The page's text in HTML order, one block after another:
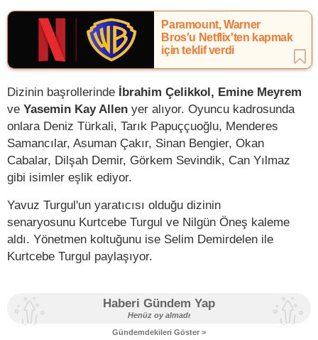
Paramount, Warner
Bros'u Netflix'ten kapmak
için teklif verdi
Dizinin başrollerinde İbrahim Çelikkol, Emine Meyrem
ve Yasemin Kay Allen yer alıyor. Oyuncu kadrosunda
onlara Deniz Türkali, Tarık Papuççuoğlu, Menderes
Samancılar, Asuman Çakır, Sinan Bengier, Okan
Cabalar, Dilşah Demir, Görkem Sevindik, Can Yılmaz
gibi isimler eşlik ediyor.
Yavuz Turgul'un yaratıcısı olduğu dizinin
senaryosunu Kurtcebe Turgul ve Nilgün Öneş kaleme
aldı. Yönetmen koltuğunu ise Selim Demirdelen ile
Kurtcebe Turgul paylaşıyor.
Haberi Gündem Yap
Henüz oy almadı
Gündemdekileri Göster >